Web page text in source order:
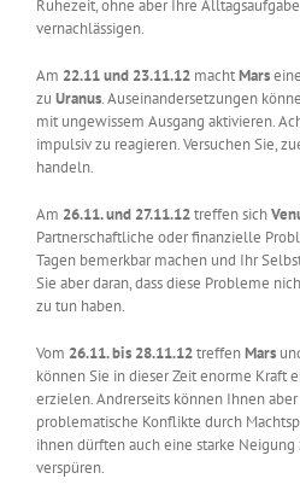
Ruhezeit, ohne aber Ihre
vernachlässigen.
Am 22.11 und 23.11.12 machtMars
zu Uranus. Auseinandersetzungen
mit ungewissem Ausgang aktivieren.
impulsiv zu reagieren. Versuchen Sie,
handeln.
Am 26.11. und 27.11.12treffen sich
Partnerschaftliche oder finanzielle
Tagen bemerkbar machen und Ihr
Sie aber daran, dass diese Probleme
zu tun haben.
Vom 26.11. bis 28.11.12treffenMars
können Sie in dieser Zeit enorme Kraft
erzielen. Andrerseits können Ihnen
problematische Konflikte durch
ihnen dürften auch eine starke
verspüren.